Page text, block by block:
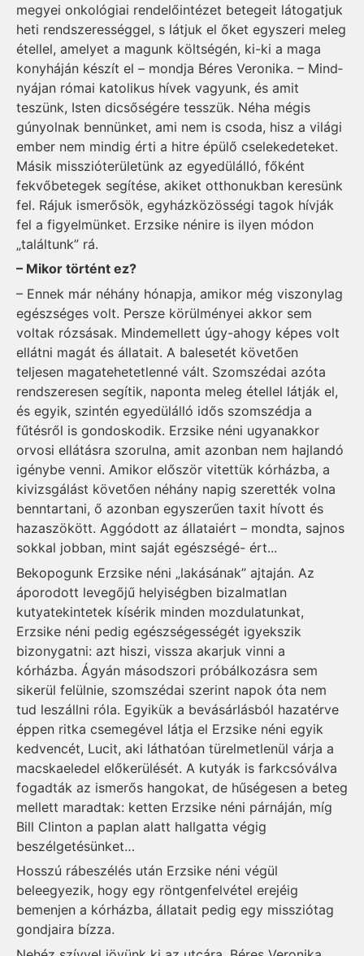
megyei onkológiai rendelőintézet betegeit látogatjuk
heti rend­sze­res­séggel, s látjuk el őket egyszeri meleg
étellel, amelyet a magunk költségén, ki-ki a maga
konyháján készít el – mondja Béres Veronika. – Mind­­
nyájan római katolikus hívek vagyunk, és amit
teszünk, Isten dicsőségére tes­szük. Néha mégis
gúnyolnak bennünket, ami nem is csoda, hisz a világi
ember nem mindig érti a hitre épülő cselekedeteket.
Másik misszióterületünk az egyedülálló, főként
fekvőbetegek segítése, akiket otthonukban keresünk
fel. Rájuk ismerősök, egyházközösségi tagok hívják
fel a figyelmünket. Erzsike nénire is ilyen módon
„találtunk” rá.
– Mikor történt ez?
– Ennek már néhány hónapja, amikor még viszonylag
egészséges volt. Persze körülményei akkor sem
voltak rózsásak. Mindemellett úgy-ahogy képes volt
ellátni magát és állatait. A balesetét követően
teljesen magatehetetlenné vált. Szomszédai azóta
rendszeresen segítik, naponta meleg étellel látják el,
és egyik, szintén egyedülálló idős szomszédja a
fűtésről is gondoskodik. Erzsike néni ugyanakkor
orvosi ellátásra szorulna, amit azonban nem hajlandó
igénybe venni. Amikor először vitettük kórházba, a
kivizsgálást követően néhány napig szerették volna
benntartani, ő azonban egyszerűen taxit hívott és
hazaszökött. Aggódott az állataiért – mondta, sajnos
sokkal jobban, mint saját egész­sé­gé­- ért...
Bekopogunk Erzsike néni „lakásának” ajtaján. Az
áporodott levegőjű helyiségben bizalmatlan
kutyatekintetek kísérik minden mozdulatunkat,
Erzsike néni pedig egészségességét igyek­­­szik
bizonygatni: azt hiszi, vissza akarjuk vinni a
kórházba. Ágyán másodszori próbálkozásra sem
sikerül felülnie, szomszédai szerint napok óta nem
tud leszállni róla. Egyikük a bevásárlásból hazatérve
éppen ritka csemegével látja el Erzsike néni egyik
kedvencét, Lucit, aki láthatóan türelmetlenül várja a
macskaeledel előkerülését. A kutyák is farkcsóválva
fogadták az ismerős hangokat, de hűségesen a beteg
mellett maradtak: ketten Erzsike néni párnáján, míg
Bill Clinton a paplan alatt hallgatta végig
beszélgetésünket…
Hosszú rábeszélés után Erzsike néni végül
beleegyezik, hogy egy röntgenfelvétel erejéig
bemenjen a kórházba, állatait pedig egy missziótag
gondjaira bízza.